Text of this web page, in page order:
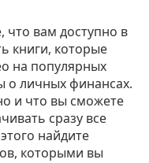
что вам доступно в
книги, которые
на популярных
о личных финансах.
и что вы сможете
сразу все
найдите
которыми вы